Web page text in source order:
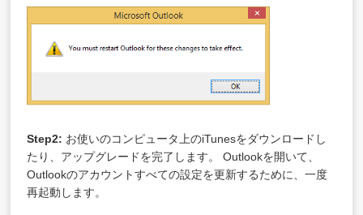
Step2: お使いのコンピュータ上のiTunesをダウンロードし
たり、アップグレードを完了します。 Outlookを開いて、
Outlookのアカウントすべての設定を更新するために、一度
再起動します。